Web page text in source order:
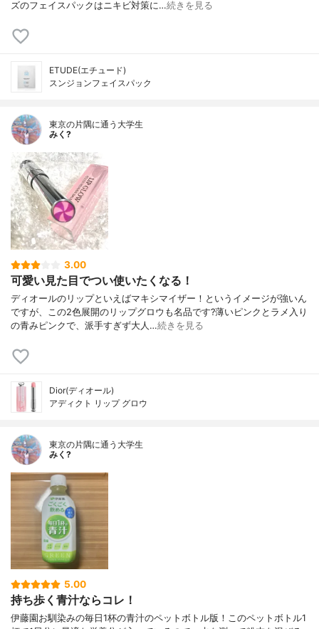
ズのフェイスパックはニキビ対策に…続きを見る
ETUDE(エチュード)
スンジョンフェイスパック
東京の片隅に通う大学生
みく?
3.00
可愛い見た目でつい使いたくなる！
ディオールのリップといえばマキシマイザー！というイメージが強いん
ですが、この2色展開のリップグロウも名品です?薄いピンクとラメ入り
の青みピンクで、派手すぎず大人…続きを見る
Dior(ディオール)
アディクト リップ グロウ
東京の片隅に通う大学生
みく?
5.00
持ち歩く青汁ならコレ！
伊藤園お馴染みの毎日1杯の青汁のペットボトル版！このペットボトル1